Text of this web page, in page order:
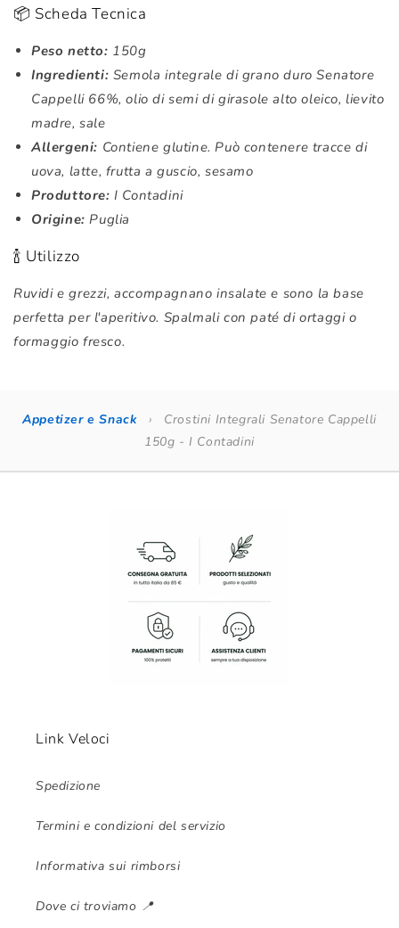
📦 Scheda Tecnica
Peso netto: 150g
Ingredienti: Semola integrale di grano duro Senatore
Cappelli 66%, olio di semi di girasole alto oleico, lievito
madre, sale
Allergeni: Contiene glutine. Può contenere tracce di
uova, latte, frutta a guscio, sesamo
Produttore: I Contadini
Origine: Puglia
🍾 Utilizzo
Ruvidi e grezzi, accompagnano insalate e sono la base
perfetta per l'aperitivo. Spalmali con paté di ortaggi o
formaggio fresco.
Appetizer e Snack ›
Crostini Integrali Senatore Cappelli
150g - I Contadini
Link Veloci
Spedizione
Termini e condizioni del servizio
Informativa sui rimborsi
Dove ci troviamo 📍